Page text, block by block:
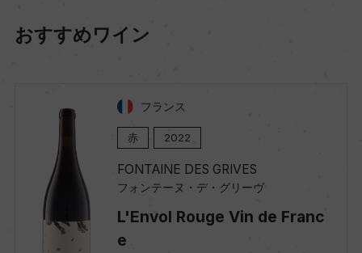
おすすめワイン
フランス
赤 2022
FONTAINE DES GRIVES
フォンテーヌ・デ・グリーヴ
L'Envol Rouge Vin de Franc
e